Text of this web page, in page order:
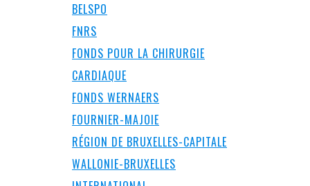
BELSPO
FNRS
FONDS POUR LA CHIRURGIE
CARDIAQUE
FONDS WERNAERS
FOURNIER-MAJOIE
RÉGION DE BRUXELLES-CAPITALE
WALLONIE-BRUXELLES